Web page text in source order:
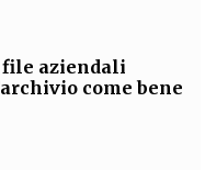
file aziendali
come bene